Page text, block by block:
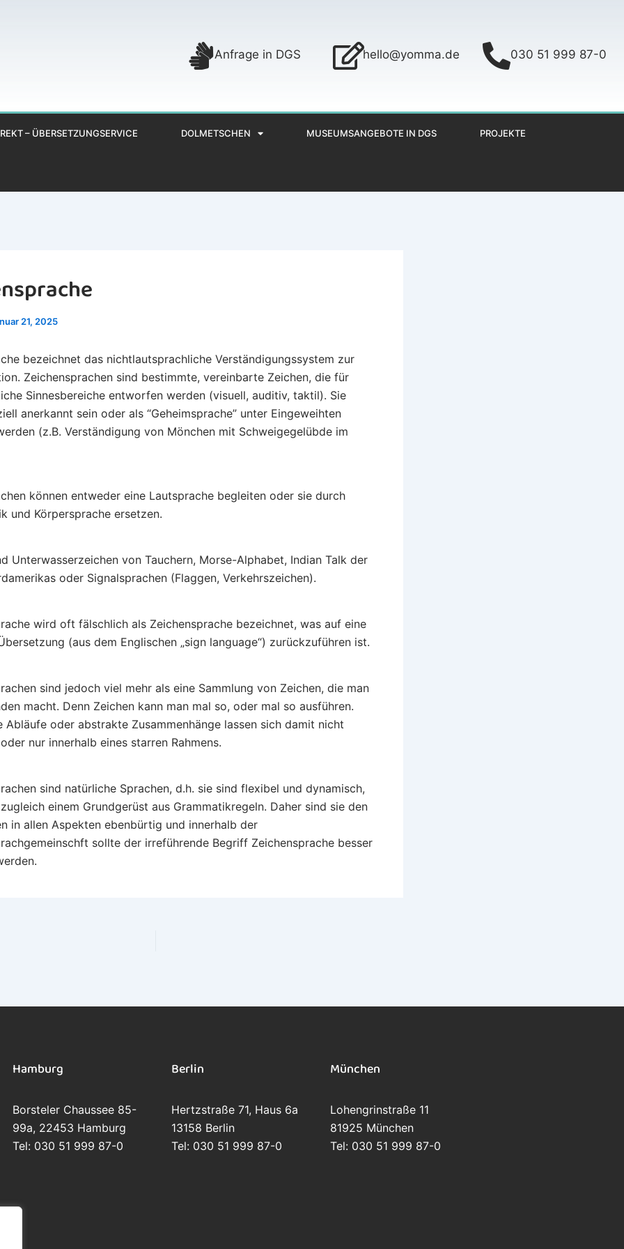
Anfrage in DGS hello@yomma.de 030 51 999 87-0
– ÜBERSETZUNGSERVICE DOLMETSCHEN MUSEUMSANGEBOTE IN DGS PROJEKTE
21, 2025
bezeichnet das nichtlautsprachliche Verständigungssystem zur
Zeichensprachen sind bestimmte, vereinbarte Zeichen, die für
Sinnesbereiche entworfen werden (visuell, auditiv, taktil). Sie
anerkannt sein oder als “Geheimsprache” unter Eingeweihten
(z.B. Verständigung von Mönchen mit Schweigegelübde im
können entweder eine Lautsprache begleiten oder sie durch
und Körpersprache ersetzen.
Unterwasserzeichen von Tauchern, Morse-Alphabet, Indian Talk der
oder Signalsprachen (Flaggen, Verkehrszeichen).
wird oft fälschlich als Zeichensprache bezeichnet, was auf eine
(aus dem Englischen „sign language“) zurückzuführen ist.
sind jedoch viel mehr als eine Sammlung von Zeichen, die man
macht. Denn Zeichen kann man mal so, oder mal so ausführen.
Abläufe oder abstrakte Zusammenhänge lassen sich damit nicht
nur innerhalb eines starren Rahmens.
sind natürliche Sprachen, d.h. sie sind flexibel und dynamisch,
einem Grundgerüst aus Grammatikregeln. Daher sind sie den
in allen Aspekten ebenbürtig und innerhalb der
sollte der irreführende Begriff Zeichensprache besser
Hamburg
Borsteler Chaussee 85-
99a, 22453 Hamburg
Tel: 030 51 999 87-0
Berlin
Hertzstraße 71, Haus 6a
13158 Berlin
Tel: 030 51 999 87-0
München
Lohengrinstraße 11
81925 München
Tel: 030 51 999 87-0